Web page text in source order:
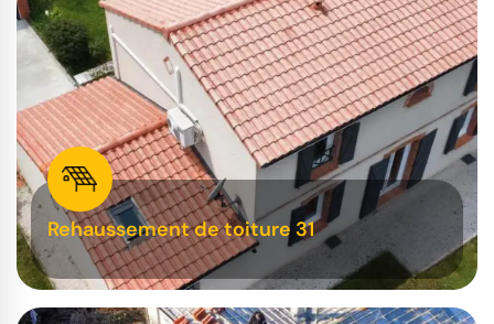
Rehaussement de toiture 31